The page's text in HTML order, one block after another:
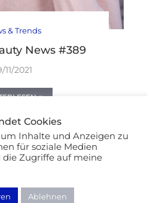
& Trends
News #389
11/2021
Cookies
Inhalte und Anzeigen zu
für soziale Medien
Zugriffe auf meine
Ablehnen